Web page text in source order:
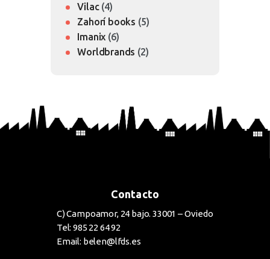
Vilac (4)
Zahorí books (5)
Imanix (6)
Worldbrands (2)
Contacto
C) Campoamor, 24 bajo. 33001 – Oviedo
Tel: 985 22 64 92
Email: belen@lfds.es